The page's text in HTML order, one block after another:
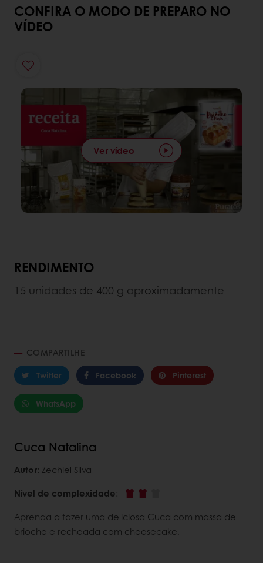
CONFIRA O MODO DE PREPARO NO
VÍDEO
Ver vídeo
RENDIMENTO
15 unidades de 400 g aproximadamente
COMPARTILHE
Twitter
Facebook Pinterest
WhatsApp
Cuca Natalina
Autor: Zechiel Silva
Nível de complexidade:
Aprenda a fazer uma deliciosa Cuca com massa de
brioche e recheada com cheesecake.